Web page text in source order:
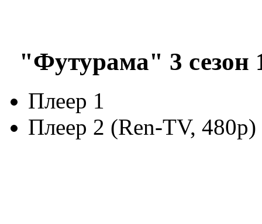
"Футурама" 3 сезон
Плеер 1
Плеер 2 (Ren-TV, 480p)